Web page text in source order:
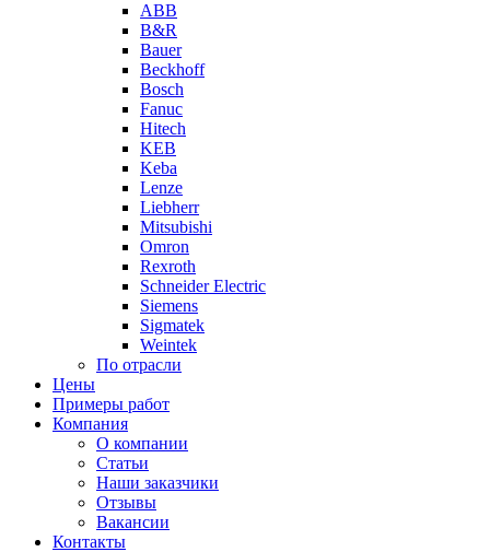
ABB
B&R
Bauer
Beckhoff
Bosch
Fanuc
Hitech
KEB
Keba
Lenze
Liebherr
Mitsubishi
Omron
Rexroth
Schneider Electric
Siemens
Sigmatek
Weintek
По отрасли
Цены
Примеры работ
Компания
О компании
Статьи
Наши заказчики
Отзывы
Вакансии
Контакты